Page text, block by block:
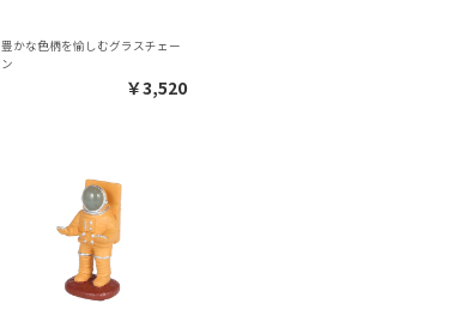
豊かな色柄を愉しむグラスチェー
ン
￥3,520